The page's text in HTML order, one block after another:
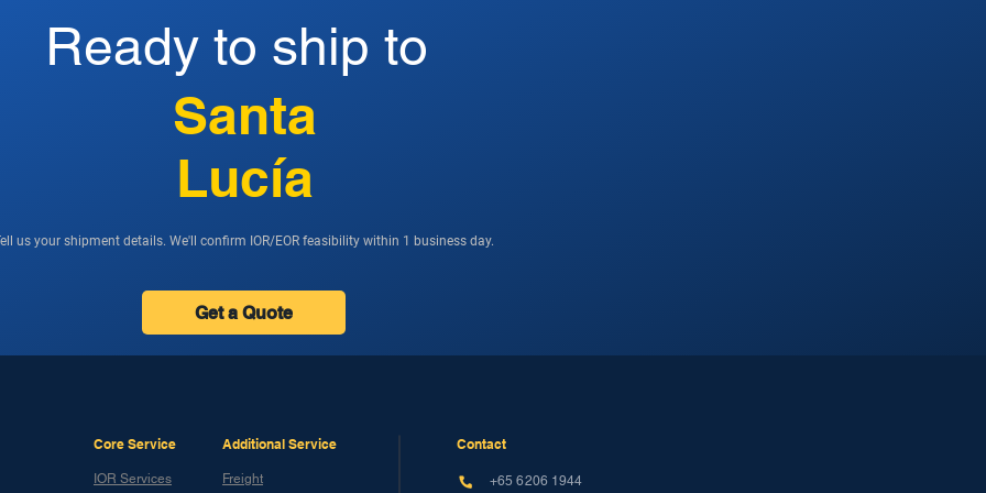
Ready to ship to
Santa
Lucía
us your shipment details. We'll confirm IOR/EOR feasibility within 1 business day.
Get a Quote
Core Service
IOR Services
Additional Service
Freight
Contact
+65 6206 1944